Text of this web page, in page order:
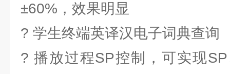
±60%，效果明显
? 学生终端英译汉电子词典查询
? 播放过程SP控制，可实现